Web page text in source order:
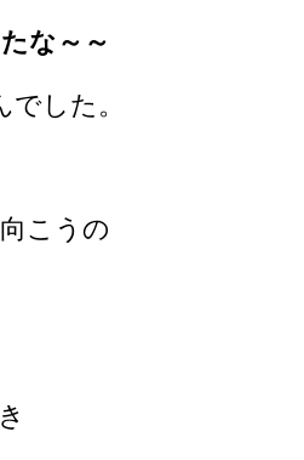
な～～
した。
こうの